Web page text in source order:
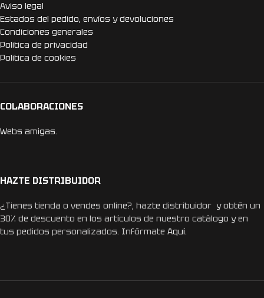
Aviso legal
Estados del pedido, envíos y devoluciones
Condiciones generales
Politica de privacidad
Politica de cookies
COLABORACIONES
Webs amigas.
HAZTE DISTRIBUIDOR
¿Tienes tienda o vendes online?, hazte distribuidor y obtén un
30% de descuento en los artículos de nuestro catálogo y en
tus pedidos personalizados. Infórmate Aquí.